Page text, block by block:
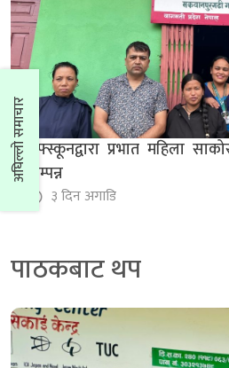
अघिल्लो समाचार
हिमचुली साकोसमा तीनदिने
सम्पन्न
२ दिन अगाडि
बिन्धवासिनी साकोसमा कृषक
खेल तालिम सम्पन्न
२ दिन अगाडि
नेफ्स्कूनद्वारा प्रभात महिला
सम्पन्न
३ दिन अगाडि
पाठकबाट थप